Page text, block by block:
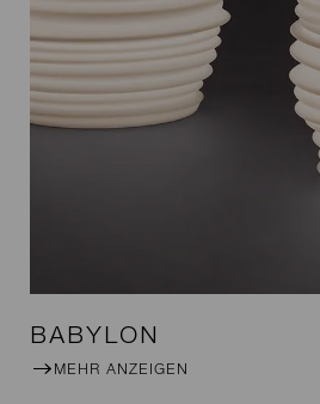
BABYLON
MEHR ANZEIGEN